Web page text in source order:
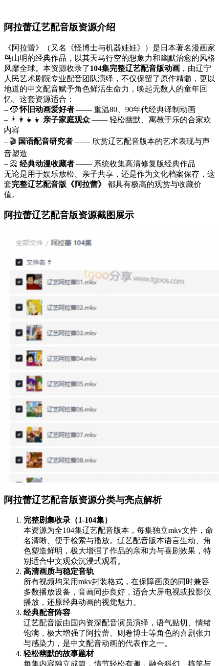
阿拉蕾辽艺配音版资源介绍
《阿拉蕾》（又名《怪博士与机器娃娃》）是日本著名漫画家
鸟山明的经典作品，以其天马行空的想象力和幽默治愈的风格
风靡全球。本资源收录了104集完整辽艺配音版动画 ，由辽宁
人民艺术剧院专业配音团队演绎，不仅保留了原作精髓，更以
地道的中文配音赋予角色鲜活生命力，唤起无数人的童年回
忆。这套资源适合：
– 🧒怀旧动画爱好者 —— 重温80、90年代经典译制动画
– 👨‍👩‍👧‍👦 亲子家庭观众 —— 轻松幽默、寓教于乐的合家欢
内容
– 🎬 国语配音研究者 —— 欣赏辽艺配音版本的艺术表现与声
音塑造
– 📀 经典动漫收藏者 —— 系统收集高清修复版经典作品
无论是用于娱乐放松、亲子共享，还是作为文化档案保存，这
套完整辽艺配音版《阿拉蕾》
都具有极高的观赏与收藏价
值。
阿拉蕾辽艺配音版资源截图展示
阿拉蕾辽艺配音版资源分类与亮点解析
完整剧集收录（1-104集）
本资源为全104集辽艺配音版本，每集独立mkv文件，命
名清晰、便于检索与播放。辽艺配音版本语言生动、角
色塑造鲜明，极大增强了作品的亲和力与喜剧效果，特
别适合中文观众沉浸式观看。
高清画质与稳定音轨
所有视频均采用mkv封装格式，在保障画质的同时兼容
多数播放设备，音画同步良好，适合大屏电视或投影仪
播放，还原经典动画的视觉魅力。
经典配音阵容
辽艺配音版由国内资深配音演员演绎，语气贴切、情绪
饱满，极大增强了阿拉蕾、则卷博士等角色的喜剧张力
与感染力，是中文配音动画的代表作之一。
轻松幽默的故事题材
每集内容独立成篇，情节轻松有趣，融合科幻、搞笑与